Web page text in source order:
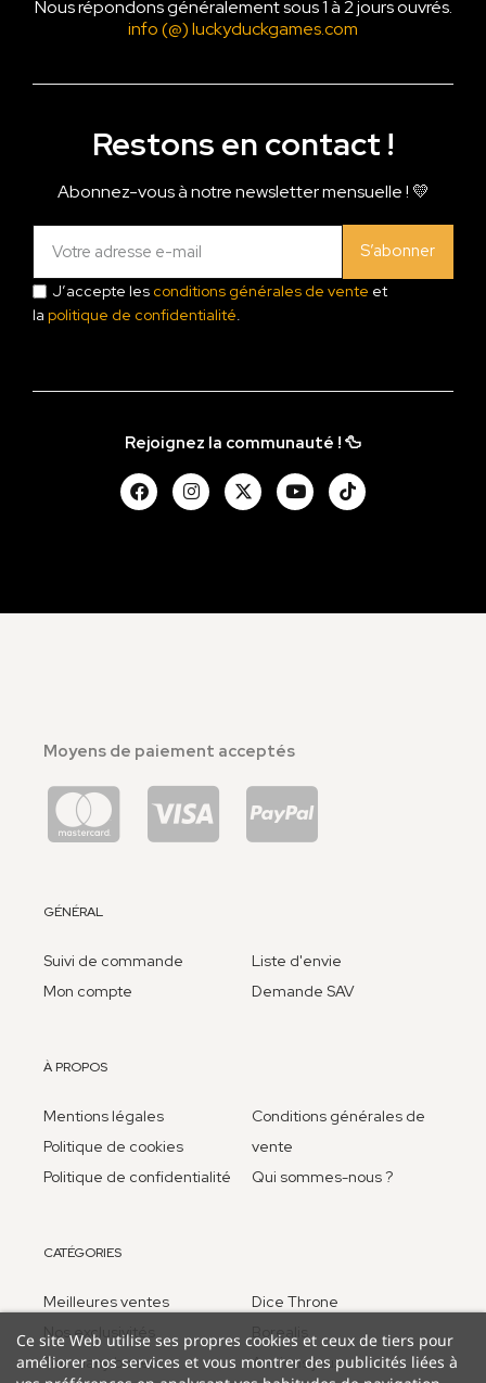
Nous répondons généralement sous 1 à 2 jours ouvrés.
info (@) luckyduckgames.com
Restons en contact !
Abonnez-vous à notre newsletter mensuelle ! 💛
S’abonner
J’accepte les conditions générales de vente et
la politique de confidentialité.
Rejoignez la communauté ! 🦆
Moyens de paiement acceptés
GÉNÉRAL
Suivi de commande
Mon compte
Liste d'envie
Demande SAV
À PROPOS
Mentions légales
Politique de cookies
Politique de confidentialité
Conditions générales de
vente
Qui sommes-nous ?
CATÉGORIES
Meilleures ventes
Nos exclusivités
Too many bones
Dice Throne
Borealis
Anciens jeux
Ce site Web utilise ses propres cookies et ceux de tiers pour
améliorer nos services et vous montrer des publicités liées à